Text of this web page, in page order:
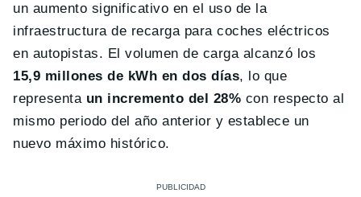
un aumento significativo en el uso de la
infraestructura de recarga para coches eléctricos
en autopistas. El volumen de carga alcanzó los
15,9 millones de kWh en dos días, lo que
representaun incremento del 28% con respecto al
mismo periodo del año anterior y establece un
nuevo máximo histórico.